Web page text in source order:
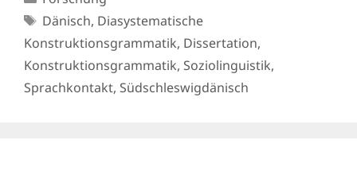
Schlagwörter
Dänisch, Diasystematische
Konstruktionsgrammatik, Dissertation,
Konstruktionsgrammatik, Soziolinguistik,
Sprachkontakt, Südschleswigdänisch